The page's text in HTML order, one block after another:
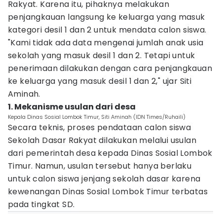
Rakyat. Karena itu, pihaknya melakukan
penjangkauan langsung ke keluarga yang masuk
kategori desil 1 dan 2 untuk mendata calon siswa.
"Kami tidak ada data mengenai jumlah anak usia
sekolah yang masuk desil 1 dan 2. Tetapi untuk
penerimaan dilakukan dengan cara penjangkauan
ke keluarga yang masuk desil 1 dan 2," ujar Siti
Aminah.
1. Mekanisme usulan dari desa
Kepala Dinas Sosial Lombok Timur, Siti Aminah (IDN Times/Ruhaili)
Secara teknis, proses pendataan calon siswa
Sekolah Dasar Rakyat dilakukan melalui usulan
dari pemerintah desa kepada Dinas Sosial Lombok
Timur. Namun, usulan tersebut hanya berlaku
untuk calon siswa jenjang sekolah dasar karena
kewenangan Dinas Sosial Lombok Timur terbatas
pada tingkat SD.